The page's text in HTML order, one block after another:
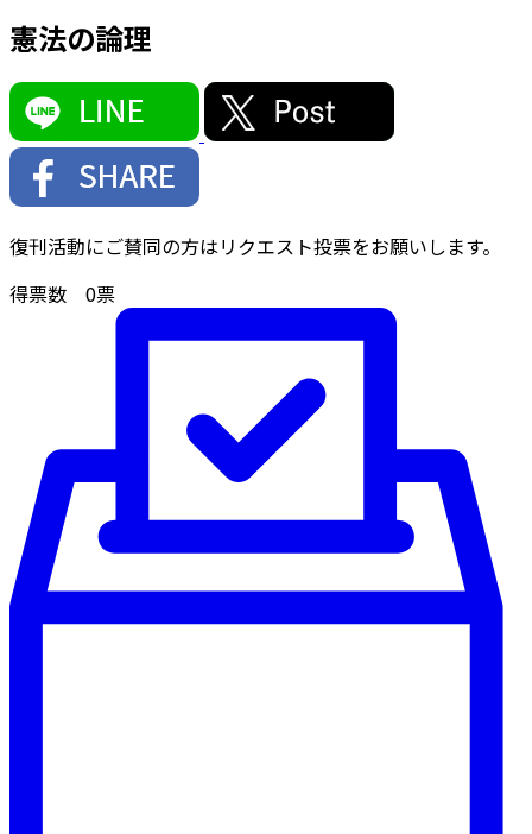
憲法の論理
復刊活動にご賛同の方はリクエスト投票をお願いします。
得票数 0票